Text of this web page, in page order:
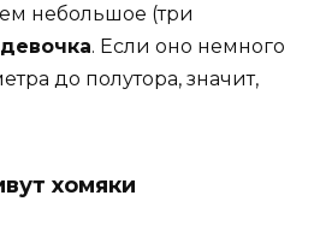
небольшое (три
девочка. Если оно немного
до полутора, значит,
хомяки